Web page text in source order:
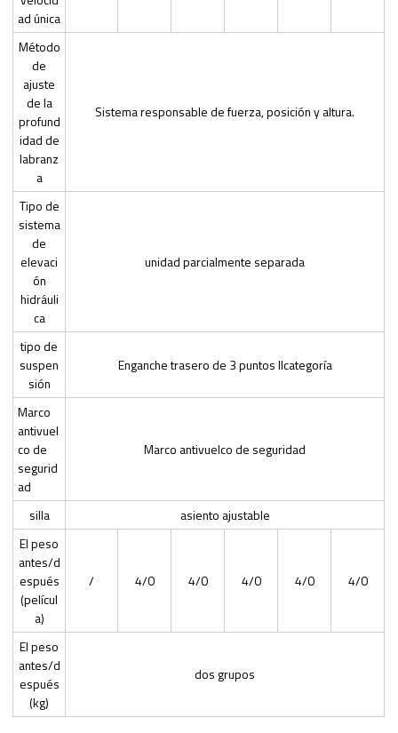
ad única
Método
de
ajuste
de la
profund
idad de
labranz
a
Sistema responsable de fuerza, posición y altura.
Tipo de
sistema
de
elevaci
ón
hidráuli
ca
unidad parcialmente separada
tipo de
suspen
sión
Enganche trasero de 3 puntos IIcategoría
Marco
antivuel
co de
segurid
ad
Marco antivuelco de seguridad
silla
asiento ajustable
El peso
antes/d
espués
(películ
a)
/ 4/0 4/0 4/0 4/0 4/0
El peso
antes/d
espués
(kg)
dos grupos